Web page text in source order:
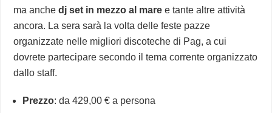
ma anchedj set in mezzo al mare e tante altre attività
ancora. La sera sarà la volta delle feste pazze
organizzate nelle migliori discoteche di Pag, a cui
dovrete partecipare secondo il tema corrente organizzato
dallo staff.
Prezzo: da 429,00 € a persona